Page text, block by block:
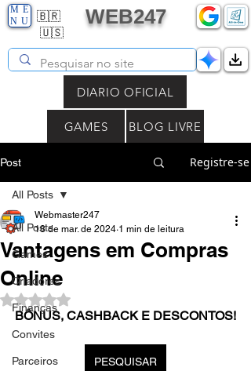
🇧🇷
🇺🇸
ME
NU
WEB247
DIARIO OFICIAL
GAMES BLOG LIVRE
Post Registre-se
All Posts
Games
Criadores
Finanças
Convites
Parceiros
All Posts
Vantagens em Compras
Online
Webmaster247
18 de mar. de 2024 1 min de leitura
Avaliado com NaN de 5 estrelas.
BÔNUS, CASHBACK E DESCONTOS!
PESQUISAR